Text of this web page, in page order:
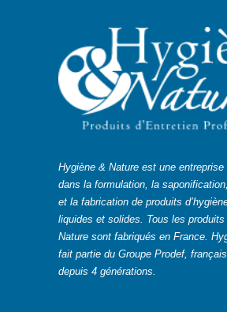
Hygiène & Nature est une
dans la formulation, la
et la fabrication de produits
liquides et solides. Tous les produits
Nature sont fabriqués en France.
fait partie du Groupe Prodef,
depuis 4 générations.